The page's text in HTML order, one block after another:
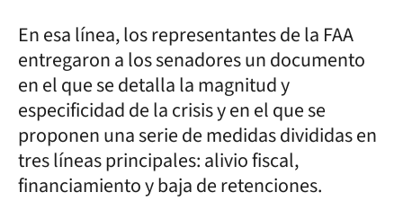
En esa línea, los representantes de la FAA
entregaron a los senadores un documento
en el que se detalla la magnitud y
especificidad de la crisis y en el que se
proponen una serie de medidas divididas en
tres líneas principales: alivio fiscal,
financiamiento y baja de retenciones.